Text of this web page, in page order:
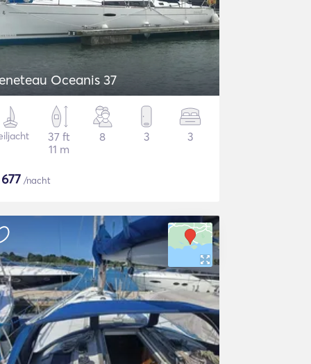
Oceanis 37
37 ft
11 m
8 3 3
677 /nacht